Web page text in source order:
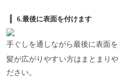
6.最後に表面を付けます
手ぐしを通しながら最後に表面を
髪が広がりやすい方はまとまり
ださい。